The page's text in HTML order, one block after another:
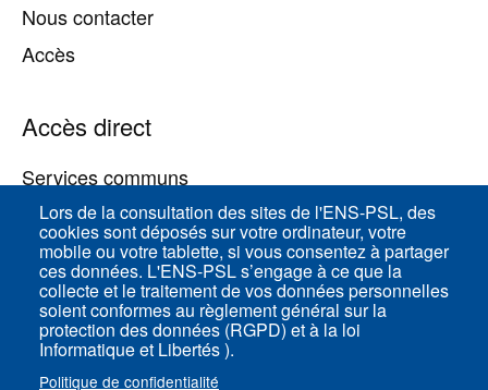
Lors de la consultation des sites de l'ENS-PSL, des
cookies sont déposés sur votre ordinateur, votre
mobile ou votre tablette, si vous consentez à partager
ces données. L'ENS-PSL s’engage à ce que la
collecte et le traitement de vos données personnelles
soient conformes au règlement général sur la
protection des données (RGPD) et à la loi
Informatique et Libertés ).
Politique de confidentialité
Nous contacter
Accès
Accès direct
Services communs
ENS-PSL Physique
Plan du site
Mentions légales
Politique de confidentialité